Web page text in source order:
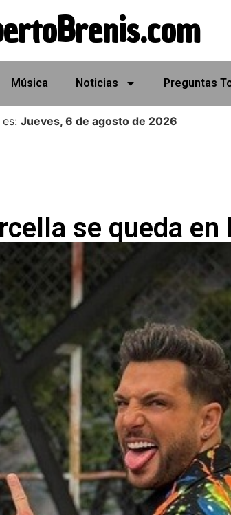
Música Noticias Preguntas
Jueves, 6 de agosto de 2026
se queda en